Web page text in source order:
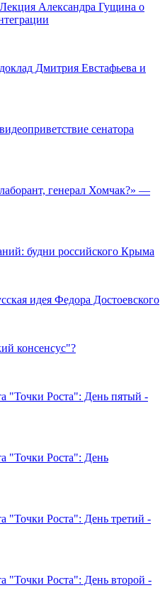
Александра Гущина о
Дмитрия Евстафьева и
сенатора
генерал Хомчак?» —
будни российского Крыма
идея Федора Достоевского
консенсус"?
"Точки Роста": День пятый -
"Точки Роста": День
"Точки Роста": День третий -
"Точки Роста": День второй -